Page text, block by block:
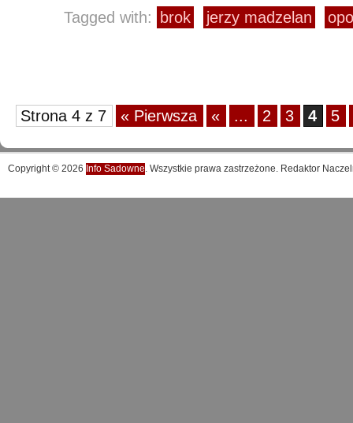
Tagged with: brok jerzy madzelan
Strona 4 z 7 « Pierwsza « ... 2 3 4 5
Copyright © 2026 Info Sadowne. Wszystkie prawa zastrzeżone. Redaktor